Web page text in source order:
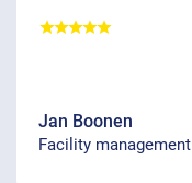
Jan Boonen
Facility management